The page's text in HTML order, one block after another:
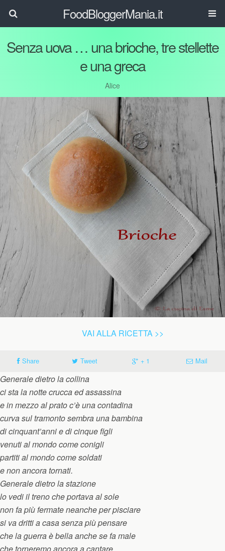
FoodBloggerMania.it
Senza uova … una brioche, tre stellette
e una greca
Alice
VAI ALLA RICETTA >>
Share Tweet + 1 Mail
Generale dietro la collina
ci sta la notte crucca ed assassina
e in mezzo al prato c’è una contadina
curva sul tramonto sembra una bambina
di cinquant’anni e di cinque figli
venuti al mondo come conigli
partiti al mondo come soldati
e non ancora tornati.
Generale dietro la stazione
lo vedi il treno che portava al sole
non fa più fermate neanche per pisciare
si va dritti a casa senza più pensare
che la guerra è bella anche se fa male
che torneremo ancora a cantare